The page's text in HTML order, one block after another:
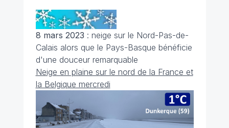
8 mars 2023 : neige sur le Nord-Pas-de-
Calais alors que le Pays-Basque bénéficie
d'une douceur remarquable
Neige en plaine sur le nord de la France et
la Belgique mercredi